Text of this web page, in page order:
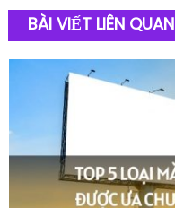
BÀI VIẾT LIÊN QUAN